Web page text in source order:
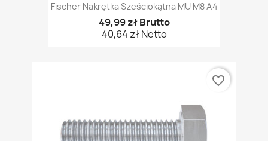
Fischer Nakrętka Sześciokątna MU M8 A4
49,99 zł Brutto
40,64 zł Netto
favorite_border